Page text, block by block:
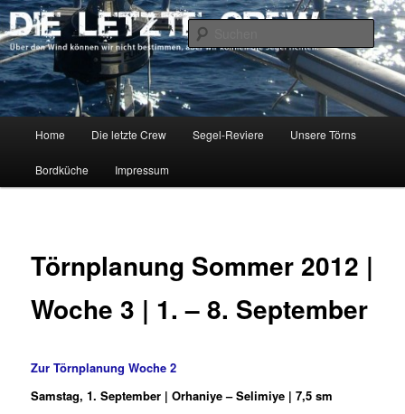
Zum
primären
Inhalt
springenDIE LETZTE CREW
Über den Wind können wir nicht bestimmen, aber wir können die Segel
richten.
Home Die letzte Crew Segel-Reviere Unsere Törns
Bordküche Impressum
Törnplanung Sommer 2012 |
Woche 3 | 1. – 8. September
Zur Törnplanung Woche 2
Samstag, 1. September | Orhaniye – Selimiye | 7,5 sm